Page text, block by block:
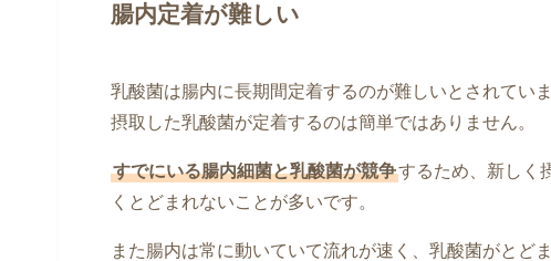
腸内定着が難しい
乳酸菌は腸内に長期間定着するのが難しいとされてい
摂取した乳酸菌が定着するのは簡単ではありません。
すでにいる腸内細菌と乳酸菌が競争するため、新しく
くとどまれないことが多いです。
また腸内は常に動いていて流れが速く、乳酸菌がとど